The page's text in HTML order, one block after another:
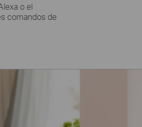
o el
comandos de